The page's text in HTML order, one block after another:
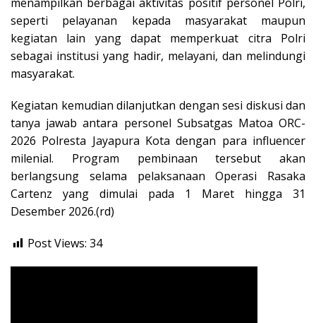
seperti pelayanan kepada masyarakat maupun
kegiatan lain yang dapat memperkuat citra Polri
sebagai institusi yang hadir, melayani, dan melindungi
masyarakat.
Kegiatan kemudian dilanjutkan dengan sesi diskusi dan
tanya jawab antara personel Subsatgas Matoa ORC-
2026 Polresta Jayapura Kota dengan para influencer
milenial. Program pembinaan tersebut akan
berlangsung selama pelaksanaan Operasi Rasaka
Cartenz yang dimulai pada 1 Maret hingga 31
Desember 2026.(rd)
Post Views: 34